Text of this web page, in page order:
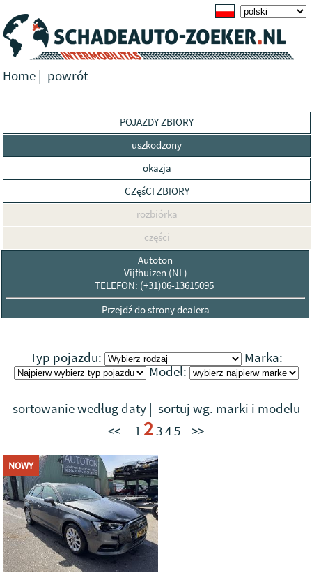
Home | powrót
POJAZDY ZBIORY
uszkodzony
okazja
CZęśCI ZBIORY
rozbiórka
części
Autoton
Vijfhuizen (NL)
TELEFON: (+31)06-13615095
Przejdź do strony dealera
Typ pojazdu:
Marka:
Model:
sortowanie według daty| sortuj wg. marki i modelu
<<
1 2345 >>
NOWY